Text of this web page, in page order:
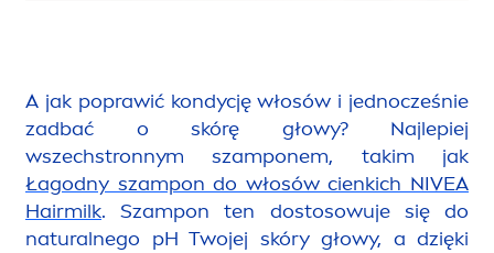
A jak poprawić kondycję włosów i jednocześnie
zadbać o skórę głowy? Najlepiej
wszechstronnym szamponem, takim jak
Łagodny szampon do włosów cienkich NIVEA
Hairmilk. Szampon ten dostosowuje się do
naturalnego pH Twojej skóry głowy, a dzięki